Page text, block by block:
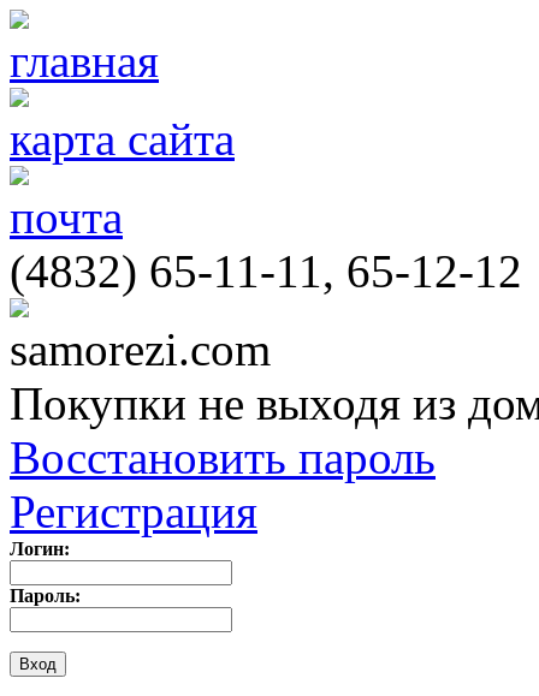
главная
карта сайта
почта
(4832) 65-11-11, 65-12-12
samorezi.com
Покупки не выходя из
Восстановить пароль
Регистрация
Логин:
Пароль: